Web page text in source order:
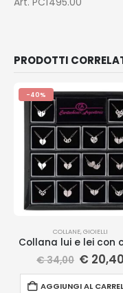
PRODOTTI
-40%
COLLANE,GIOIELLI
Collana lui e lei con
€34,00 € 20,40
AGGIUNGI AL